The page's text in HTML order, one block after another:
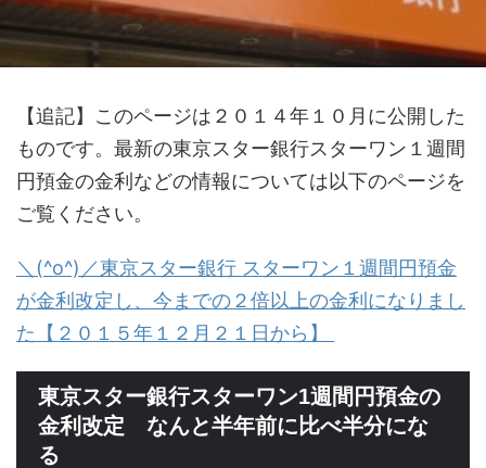
【追記】このページは２０１４年１０月に公開した
ものです。最新の東京スター銀行スターワン１週間
円預金の金利などの情報については以下のページを
ご覧ください。
＼(^o^)／東京スター銀行 スターワン１週間円預金
が金利改定し、今までの２倍以上の金利になりまし
た【２０１５年１２月２１日から】
東京スター銀行スターワン1週間円預金の
金利改定 なんと半年前に比べ半分にな
る